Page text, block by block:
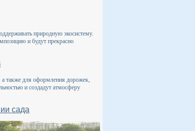
природную экосистему.
и будут прекрасно
а также для оформления дорожек,
и создадут атмосферу
сада